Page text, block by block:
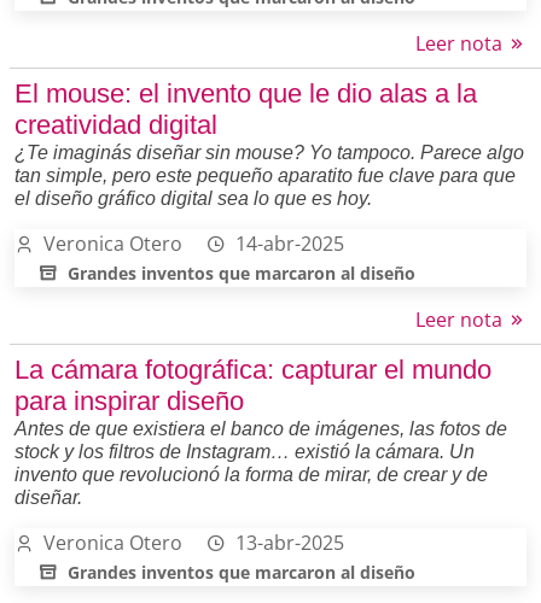
Leer nota
El mouse: el invento que le dio alas a la
creatividad digital
¿Te imaginás diseñar sin mouse? Yo tampoco. Parece algo
tan simple, pero este pequeño aparatito fue clave para que
el diseño gráfico digital sea lo que es hoy.
Veronica Otero 14-abr-2025
Grandes inventos que marcaron al diseño
Leer nota
La cámara fotográfica: capturar el mundo
para inspirar diseño
Antes de que existiera el banco de imágenes, las fotos de
stock y los filtros de Instagram… existió la cámara. Un
invento que revolucionó la forma de mirar, de crear y de
diseñar.
Veronica Otero 13-abr-2025
Grandes inventos que marcaron al diseño